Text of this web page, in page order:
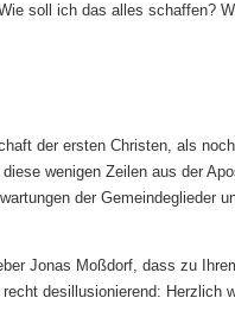
soll ich das alles schaffen?
der ersten Christen, als
wenigen Zeilen aus der
der Gemeindeglieder
Jonas Moßdorf, dass zu
desillusionierend: Herzlich